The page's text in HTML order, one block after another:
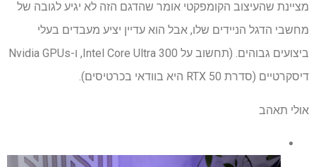
מציינת שהעיצוב הקומפקטי אומר שהדגם הזה לא יגיע לגובה של
מחשבי הדגל הניידים שלו, אבל הוא עדיין יציע מעבדים בעלי
ביצועים גבוהים. (תחשוב על Intel Core Ultra 300, ו-Nvidia GPUs
דיסקרטיים (סדרת RTX 50 היא בוודאי בכרטיסים).
אולי תאהב